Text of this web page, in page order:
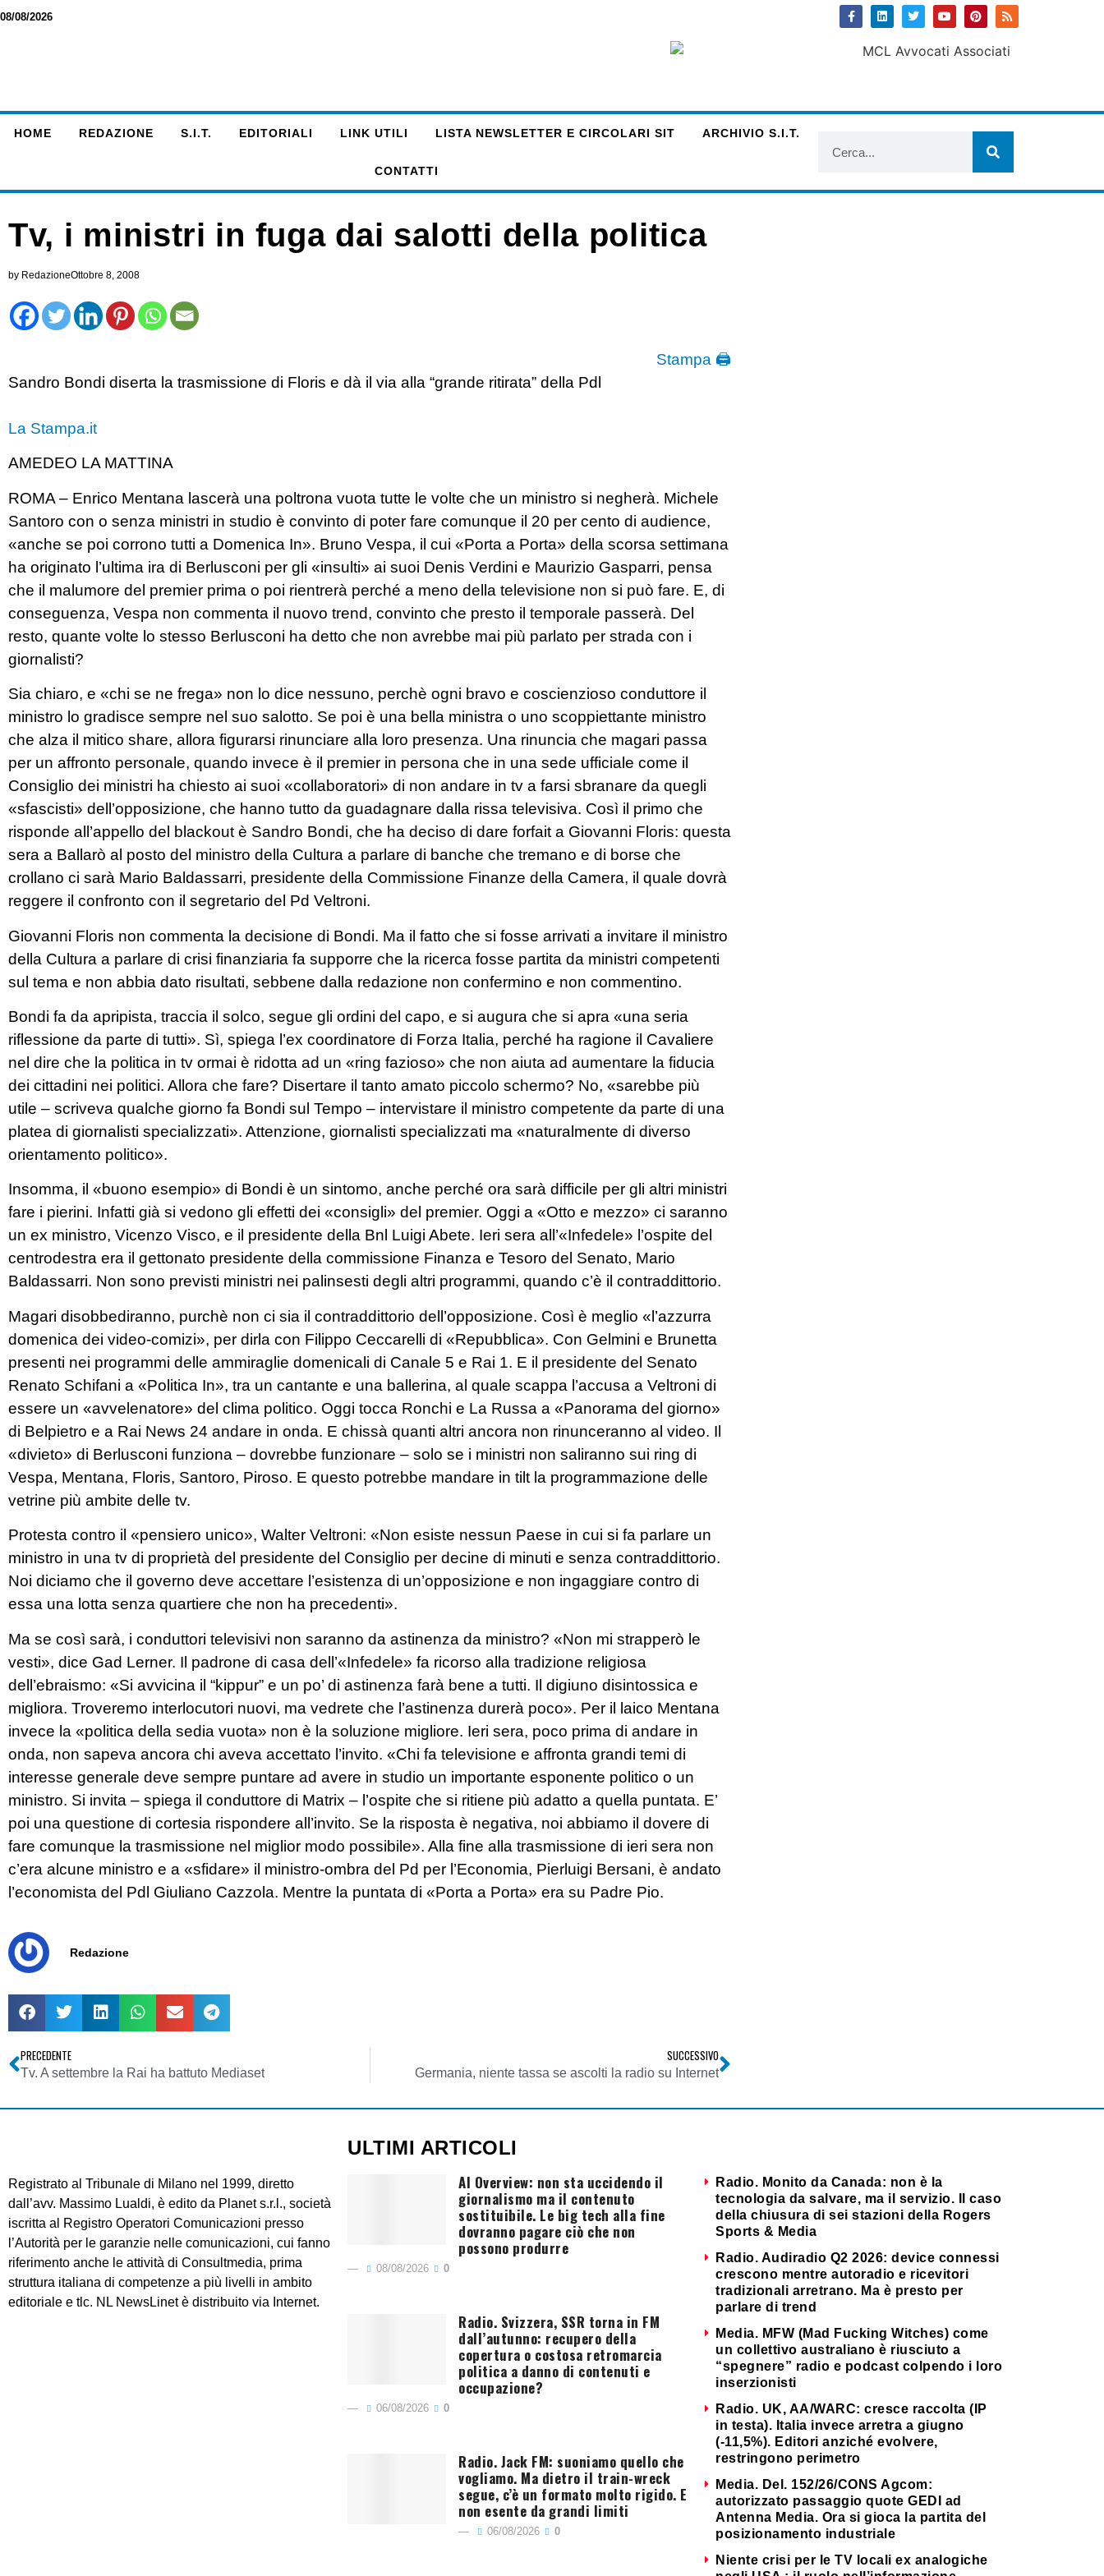
08/08/2026
HOME REDAZIONE S.I.T. EDITORIALI LINK UTILI LISTA NEWSLETTER E CIRCOLARI SIT ARCHIVIO S.I.T.
CONTATTI
Tv, i ministri in fuga dai salotti della politica
by RedazioneOttobre 8, 2008
Stampa 🖨
Sandro Bondi diserta la trasmissione di Floris e dà il via alla “grande ritirata” della Pdl
La Stampa.it
AMEDEO LA MATTINA
ROMA – Enrico Mentana lascerà una poltrona vuota tutte le volte che un ministro si negherà. Michele
Santoro con o senza ministri in studio è convinto di poter fare comunque il 20 per cento di audience,
«anche se poi corrono tutti a Domenica In». Bruno Vespa, il cui «Porta a Porta» della scorsa settimana
ha originato l’ultima ira di Berlusconi per gli «insulti» ai suoi Denis Verdini e Maurizio Gasparri, pensa
che il malumore del premier prima o poi rientrerà perché a meno della televisione non si può fare. E, di
conseguenza, Vespa non commenta il nuovo trend, convinto che presto il temporale passerà. Del
resto, quante volte lo stesso Berlusconi ha detto che non avrebbe mai più parlato per strada con i
giornalisti?
Sia chiaro, e «chi se ne frega» non lo dice nessuno, perchè ogni bravo e coscienzioso conduttore il
ministro lo gradisce sempre nel suo salotto. Se poi è una bella ministra o uno scoppiettante ministro
che alza il mitico share, allora figurarsi rinunciare alla loro presenza. Una rinuncia che magari passa
per un affronto personale, quando invece è il premier in persona che in una sede ufficiale come il
Consiglio dei ministri ha chiesto ai suoi «collaboratori» di non andare in tv a farsi sbranare da quegli
«sfascisti» dell’opposizione, che hanno tutto da guadagnare dalla rissa televisiva. Così il primo che
risponde all’appello del blackout è Sandro Bondi, che ha deciso di dare forfait a Giovanni Floris: questa
sera a Ballarò al posto del ministro della Cultura a parlare di banche che tremano e di borse che
crollano ci sarà Mario Baldassarri, presidente della Commissione Finanze della Camera, il quale dovrà
reggere il confronto con il segretario del Pd Veltroni.
Giovanni Floris non commenta la decisione di Bondi. Ma il fatto che si fosse arrivati a invitare il ministro
della Cultura a parlare di crisi finanziaria fa supporre che la ricerca fosse partita da ministri competenti
sul tema e non abbia dato risultati, sebbene dalla redazione non confermino e non commentino.
Bondi fa da apripista, traccia il solco, segue gli ordini del capo, e si augura che si apra «una seria
riflessione da parte di tutti». Sì, spiega l’ex coordinatore di Forza Italia, perché ha ragione il Cavaliere
nel dire che la politica in tv ormai è ridotta ad un «ring fazioso» che non aiuta ad aumentare la fiducia
dei cittadini nei politici. Allora che fare? Disertare il tanto amato piccolo schermo? No, «sarebbe più
utile – scriveva qualche giorno fa Bondi sul Tempo – intervistare il ministro competente da parte di una
platea di giornalisti specializzati». Attenzione, giornalisti specializzati ma «naturalmente di diverso
orientamento politico».
Insomma, il «buono esempio» di Bondi è un sintomo, anche perché ora sarà difficile per gli altri ministri
fare i pierini. Infatti già si vedono gli effetti dei «consigli» del premier. Oggi a «Otto e mezzo» ci saranno
un ex ministro, Vicenzo Visco, e il presidente della Bnl Luigi Abete. Ieri sera all’«Infedele» l’ospite del
centrodestra era il gettonato presidente della commissione Finanza e Tesoro del Senato, Mario
Baldassarri. Non sono previsti ministri nei palinsesti degli altri programmi, quando c’è il contraddittorio.
Magari disobbediranno, purchè non ci sia il contraddittorio dell’opposizione. Così è meglio «l’azzurra
domenica dei video-comizi», per dirla con Filippo Ceccarelli di «Repubblica». Con Gelmini e Brunetta
presenti nei programmi delle ammiraglie domenicali di Canale 5 e Rai 1. E il presidente del Senato
Renato Schifani a «Politica In», tra un cantante e una ballerina, al quale scappa l’accusa a Veltroni di
essere un «avvelenatore» del clima politico. Oggi tocca Ronchi e La Russa a «Panorama del giorno»
di Belpietro e a Rai News 24 andare in onda. E chissà quanti altri ancora non rinunceranno al video. Il
«divieto» di Berlusconi funziona – dovrebbe funzionare – solo se i ministri non saliranno sui ring di
Vespa, Mentana, Floris, Santoro, Piroso. E questo potrebbe mandare in tilt la programmazione delle
vetrine più ambite delle tv.
Protesta contro il «pensiero unico», Walter Veltroni: «Non esiste nessun Paese in cui si fa parlare un
ministro in una tv di proprietà del presidente del Consiglio per decine di minuti e senza contraddittorio.
Noi diciamo che il governo deve accettare l’esistenza di un’opposizione e non ingaggiare contro di
essa una lotta senza quartiere che non ha precedenti».
Ma se così sarà, i conduttori televisivi non saranno da astinenza da ministro? «Non mi strapperò le
vesti», dice Gad Lerner. Il padrone di casa dell’«Infedele» fa ricorso alla tradizione religiosa
dell’ebraismo: «Si avvicina il “kippur” e un po’ di astinenza farà bene a tutti. Il digiuno disintossica e
migliora. Troveremo interlocutori nuovi, ma vedrete che l’astinenza durerà poco». Per il laico Mentana
invece la «politica della sedia vuota» non è la soluzione migliore. Ieri sera, poco prima di andare in
onda, non sapeva ancora chi aveva accettato l’invito. «Chi fa televisione e affronta grandi temi di
interesse generale deve sempre puntare ad avere in studio un importante esponente politico o un
ministro. Si invita – spiega il conduttore di Matrix – l’ospite che si ritiene più adatto a quella puntata. E’
poi una questione di cortesia rispondere all’invito. Se la risposta è negativa, noi abbiamo il dovere di
fare comunque la trasmissione nel miglior modo possibile». Alla fine alla trasmissione di ieri sera non
c’era alcune ministro e a «sfidare» il ministro-ombra del Pd per l’Economia, Pierluigi Bersani, è andato
l’economista del Pdl Giuliano Cazzola. Mentre la puntata di «Porta a Porta» era su Padre Pio.
Redazione
PRECEDENTE
Tv. A settembre la Rai ha battuto Mediaset
SUCCESSIVO
Germania, niente tassa se ascolti la radio su Internet
Registrato al Tribunale di Milano nel 1999, diretto
dall’avv. Massimo Lualdi, è edito da Planet s.r.l., società
iscritta al Registro Operatori Comunicazioni presso
l’Autorità per le garanzie nelle comunicazioni, cui fanno
riferimento anche le attività di Consultmedia, prima
struttura italiana di competenze a più livelli in ambito
editoriale e tlc. NL NewsLinet è distribuito via Internet.
ULTIMI ARTICOLI
AI Overview: non sta uccidendo il
giornalismo ma il contenuto
sostituibile. Le big tech alla fine
dovranno pagare ciò che non
possono produrre
08/08/2026 0
Radio. Svizzera, SSR torna in FM
dall’autunno: recupero della
copertura o costosa retromarcia
politica a danno di contenuti e
occupazione?
06/08/2026 0
Radio. Jack FM: suoniamo quello che
vogliamo. Ma dietro il train-wreck
segue, c’è un formato molto rigido. E
non esente da grandi limiti
06/08/2026 0
Radio. Monito da Canada: non è la
tecnologia da salvare, ma il servizio. Il caso
della chiusura di sei stazioni della Rogers
Sports & Media
Radio. Audiradio Q2 2026: device connessi
crescono mentre autoradio e ricevitori
tradizionali arretrano. Ma è presto per
parlare di trend
Media. MFW (Mad Fucking Witches) come
un collettivo australiano è riusciuto a
“spegnere” radio e podcast colpendo i loro
inserzionisti
Radio. UK, AA/WARC: cresce raccolta (IP
in testa). Italia invece arretra a giugno
(-11,5%). Editori anziché evolvere,
restringono perimetro
Media. Del. 152/26/CONS Agcom:
autorizzato passaggio quote GEDI ad
Antenna Media. Ora si gioca la partita del
posizionamento industriale
Niente crisi per le TV locali ex analogiche